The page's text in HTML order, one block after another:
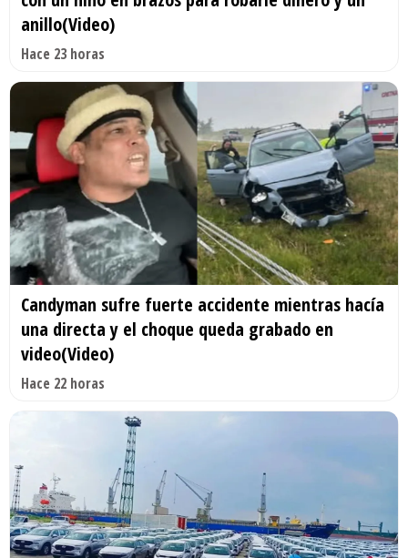
anillo(Video)
Hace 23 horas
Candyman sufre fuerte accidente mientras hacía
una directa y el choque queda grabado en
video(Video)
Hace 22 horas